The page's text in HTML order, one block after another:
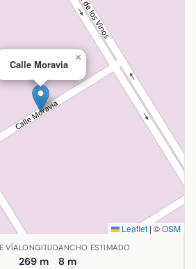
Calle Moravia
×
Leaflet | ©OSM
en Alcázar de San Juan,
VÍALONGITUD
269 m
ANCHO ESTIMADO
8 m